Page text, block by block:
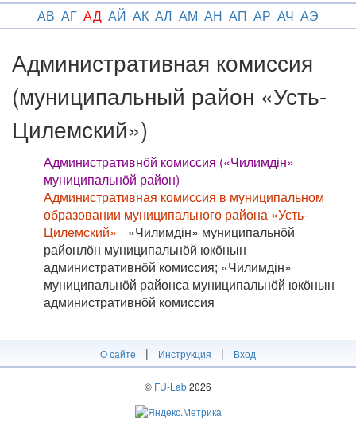
АВ АГ АД АЙ АК АЛ АМ АН АП АР АЧ АЭ
Административная комиссия
(муниципальный район «Усть-
Цилемский»)
Административнӧй комиссия («Чилимдін»
муниципальнӧй район)
Административная комиссия в муниципальном
образовании муниципального района «Усть-
Цилемский»
«Чилимдін» муниципальнӧй
районлӧн муниципальнӧй юкӧнын
административнӧй комиссия; «Чилимдін»
муниципальнӧй районса муниципальнӧй юкӧнын
административнӧй комиссия
О сайте | Инструкция | Вход
© FU-Lab2026